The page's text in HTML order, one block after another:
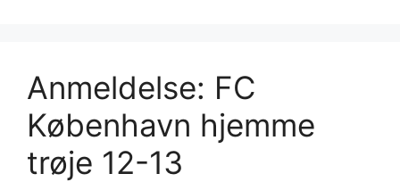
Anmeldelse: FC
København hjemme
trøje 12-13